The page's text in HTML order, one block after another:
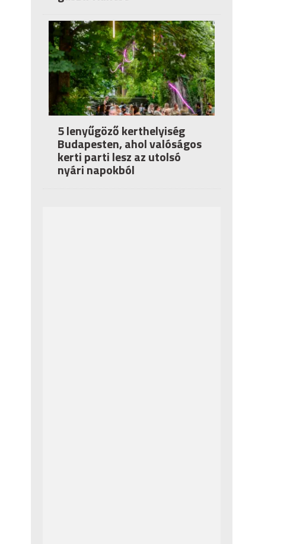
5 lenyűgöző kerthelyiség
Budapesten, ahol valóságos
kerti parti lesz az utolsó
nyári napokból